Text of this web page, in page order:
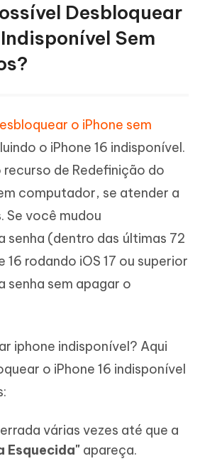
Desbloquear
Sem
o iPhone sem
o iPhone 16 indisponível.
de Redefinição do
computador, se atender a
Se você mudou
senha (dentro das últimas 72
16 rodando iOS 17 ou superior
senha sem apagar o
iphone indisponível? Aqui
o iPhone 16 indisponível
várias vezes até que a
Esquecida" apareça.